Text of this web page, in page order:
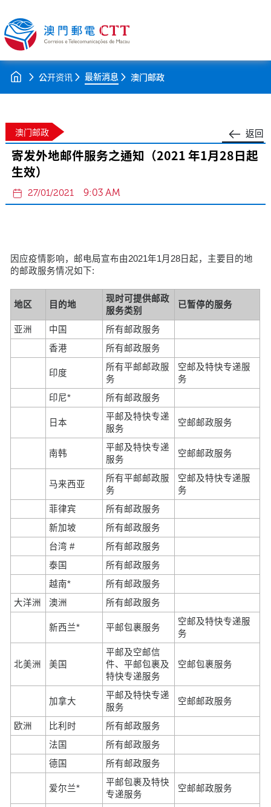
公开资讯 最新消息 澳门邮政
返回
澳门邮政
寄发外地邮件服务之通知（2021 年1月28日起
生效）
27/01/2021 9:03 AM
因应疫情影响，邮电局宣布由2021年1月28日起，主要目的地
的邮政服务情况如下:
地区 目的地
现时可提供邮政
服务类别
已暂停的服务
亚洲 中国
所有邮政服务
香港
所有邮政服务
印度
所有平邮邮政服
务
空邮及特快专递服
务
印尼*
所有邮政服务
日本
平邮及特快专递
服务
空邮邮政服务
南韩
平邮及特快专递
服务
空邮邮政服务
马来西亚
所有平邮邮政服
务
空邮及特快专递服
务
菲律宾
所有邮政服务
新加坡
所有邮政服务
台湾 #
所有邮政服务
泰国
所有邮政服务
越南*
所有邮政服务
大洋洲
澳洲 所有邮政服务
新西兰* 平邮包裹服务
空邮及特快专递服
务
北美洲 美国
平邮及空邮信
件、平邮包裹及
特快专递服务
空邮包裹服务
加拿大
平邮及特快专递
服务
空邮邮政服务
欧洲 比利时
所有邮政服务
法国
所有邮政服务
德国
所有邮政服务
爱尔兰*
平邮包裹及特快
专递服务
空邮邮政服务